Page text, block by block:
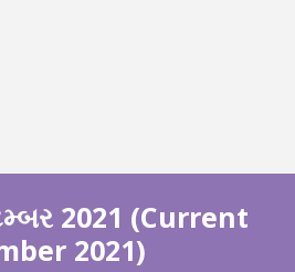
2021 (Current
2021)